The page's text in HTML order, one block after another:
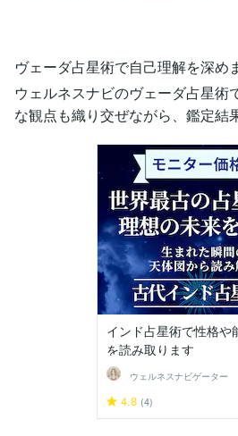
ヴェーダ占星術で自己理解を深め
ウェルネスナビのヴェーダ占星術
な観点も織り交ぜながら、鑑定結
インド占星術で性格や
を読み取ります
ウェルネスナビゲーター
4.8 (4)